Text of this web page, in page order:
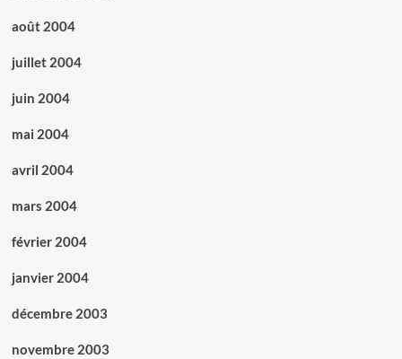
août 2004
juillet 2004
juin 2004
mai 2004
avril 2004
mars 2004
février 2004
janvier 2004
décembre 2003
novembre 2003